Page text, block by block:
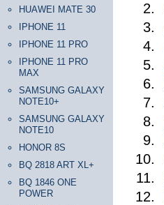
HUAWEI MATE 30
IPHONE 11
IPHONE 11 PRO
IPHONE 11 PRO
MAX
SAMSUNG GALAXY
NOTE10+
SAMSUNG GALAXY
NOTE10
HONOR 8S
BQ 2818 ART XL+
BQ 1846 ONE
POWER